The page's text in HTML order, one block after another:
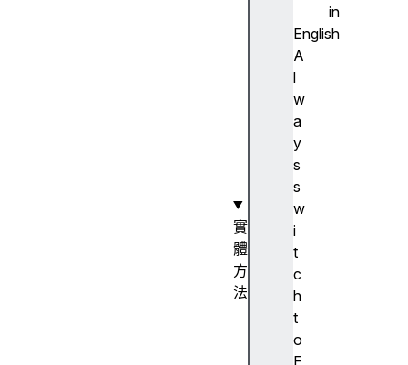
in
English
A
l
w
a
y
s
s
w
i
t
c
h
t
o
E
實
體
方
法